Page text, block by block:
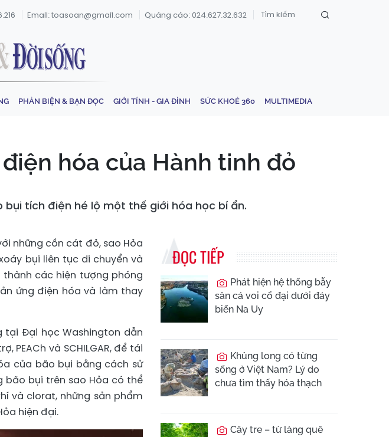
Email: toasoan@gmail.com Quảng cáo: 024.627.32.632
PHẢN BIỆN & BẠN ĐỌC GIỚI TÍNH - GIA ĐÌNH SỨC KHOẺ 360 MULTIMEDIA
hóa của Hành tinh đỏ
tích điện hé lộ một thế giới hóa học bí ẩn.
những cồn cát đỏ, sao Hỏa
bụi liên tục di chuyển và
các hiện tượng phóng
ứng điện hóa và làm thay
tại Đại học Washington dẫn
và SCHILGAR, để tái
của bão bụi bằng cách sử
bão bụi trên sao Hỏa có thể
và clorat, những sản phẩm
hiện đại.
ĐỌC TIẾP
Phát hiện hệ thống bẫy
săn cá voi cổ đại dưới đáy
biển Na Uy
Khủng long có từng
sống ở Việt Nam? Lý do
chưa tìm thấy hóa thạch
Cây tre – từ làng quê